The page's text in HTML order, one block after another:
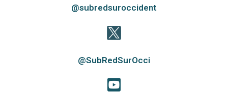
@subredsuroccident
@SubRedSurOcci